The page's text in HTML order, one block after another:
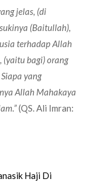
jelas, (di
(Baitullah),
terhadap Allah
bagi) orang
yang
Allah Mahakaya
(QS. Ali Imran:
Haji Di